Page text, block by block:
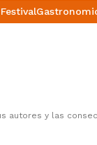
autores y las